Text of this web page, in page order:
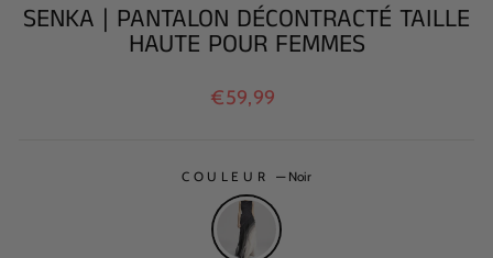
SENKA | PANTALON DÉCONTRACTÉ TAILLE
HAUTE POUR FEMMES
Prix
€59,99
COULEUR — Noir